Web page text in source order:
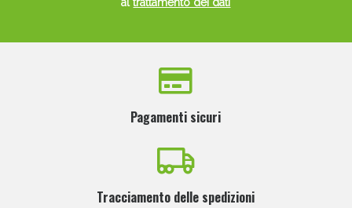
Pagamenti sicuri
Tracciamento delle spedizioni